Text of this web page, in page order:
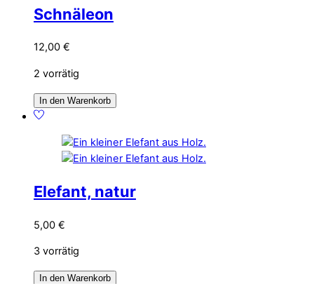
Schnäleon
12,00 €
2 vorrätig
In den Warenkorb
Elefant, natur
5,00 €
3 vorrätig
In den Warenkorb